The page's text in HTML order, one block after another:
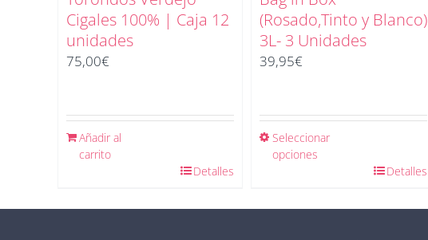
Cigales 100% | Caja 12
unidades
75,00€
Añadir al
carrito
Detalles
(Rosado,Tinto y Blanco)
3L- 3 Unidades
39,95€
Seleccionar
opciones
Detalles